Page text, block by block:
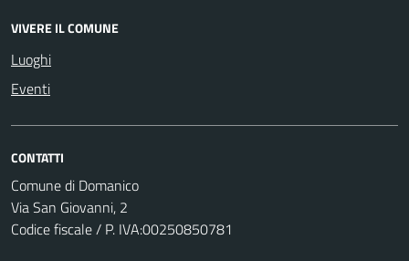
VIVERE IL COMUNE
Luoghi
Eventi
CONTATTI
Comune di Domanico
Via San Giovanni, 2
Codice fiscale / P. IVA:00250850781